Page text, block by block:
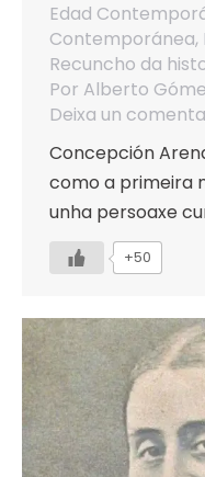
Edad
Contemporánea,
Recuncho da
Por Alberto
Deixa un
Concepción
como a primeira
unha persoaxe
+50